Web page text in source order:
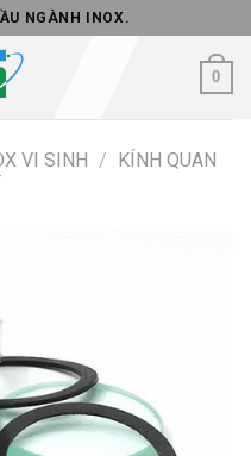
NGÀNH INOX.
0
VI SINH / KÍNH QUAN